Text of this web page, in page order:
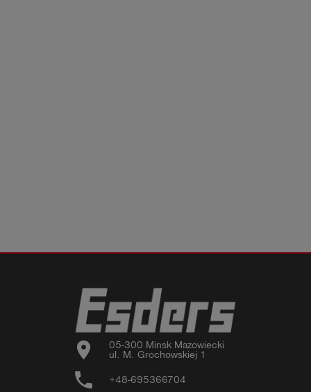
location_on
05-300 Minsk Mazowiecki
ul. M. Grochowskiej 1
phone +48-695366704